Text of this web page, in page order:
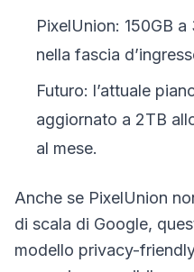
PixelUnion: 150GB
nella fascia
Futuro: l’attuale
aggiornato a 2TB
al mese.
Anche se PixelUnion
di scala di Google,
modello privacy-